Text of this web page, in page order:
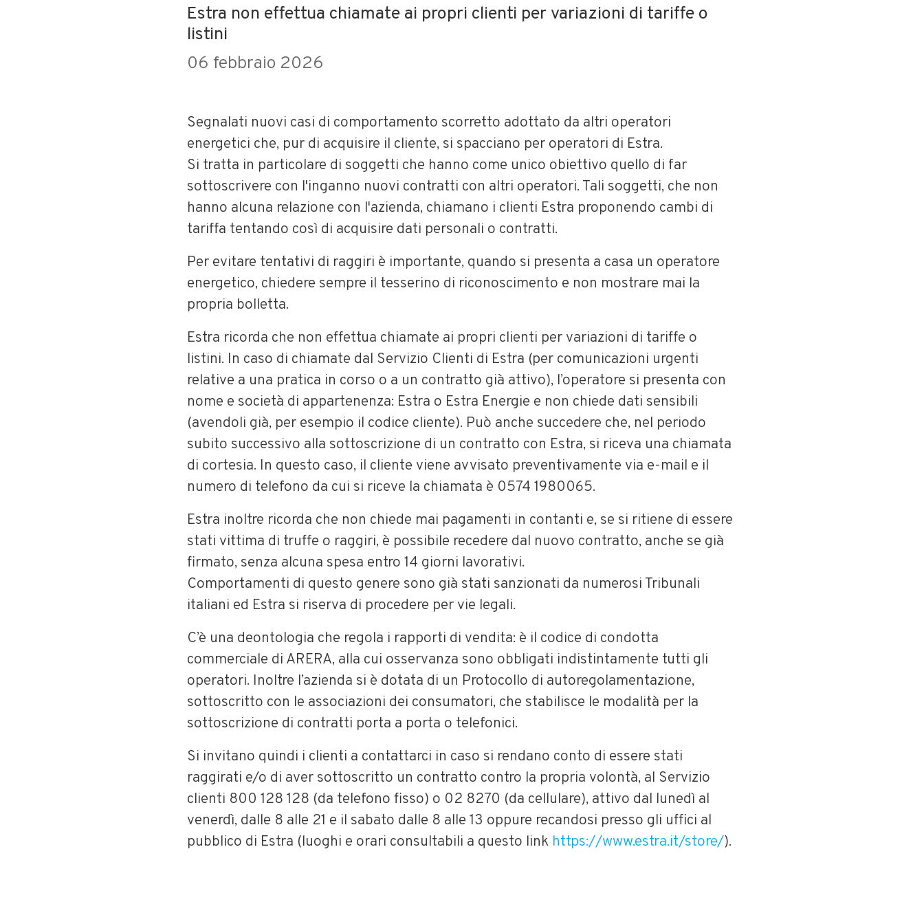
Estra non effettua chiamate ai propri clienti per variazioni di tariffe o
listini
06 febbraio 2026
Segnalati nuovi casi di comportamento scorretto adottato da altri operatori
energetici che, pur di acquisire il cliente, si spacciano per operatori di Estra.
Si tratta in particolare di soggetti che hanno come unico obiettivo quello di far
sottoscrivere con l'inganno nuovi contratti con altri operatori. Tali soggetti, che non
hanno alcuna relazione con l'azienda, chiamano i clienti Estra proponendo cambi di
tariffa tentando così di acquisire dati personali o contratti.
Per evitare tentativi di raggiri è importante, quando si presenta a casa un operatore
energetico, chiedere sempre il tesserino di riconoscimento e non mostrare mai la
propria bolletta.
Estra ricorda che non effettua chiamate ai propri clienti per variazioni di tariffe o
listini. In caso di chiamate dal Servizio Clienti di Estra (per comunicazioni urgenti
relative a una pratica in corso o a un contratto già attivo), l’operatore si presenta con
nome e società di appartenenza: Estra o Estra Energie e non chiede dati sensibili
(avendoli già, per esempio il codice cliente). Può anche succedere che, nel periodo
subito successivo alla sottoscrizione di un contratto con Estra, si riceva una chiamata
di cortesia. In questo caso, il cliente viene avvisato preventivamente via e-mail e il
numero di telefono da cui si riceve la chiamata è 0574 1980065.
Estra inoltre ricorda che non chiede mai pagamenti in contanti e, se si ritiene di essere
stati vittima di truffe o raggiri, è possibile recedere dal nuovo contratto, anche se già
firmato, senza alcuna spesa entro 14 giorni lavorativi.
Comportamenti di questo genere sono già stati sanzionati da numerosi Tribunali
italiani ed Estra si riserva di procedere per vie legali.
C’è una deontologia che regola i rapporti di vendita: è il codice di condotta
commerciale di ARERA, alla cui osservanza sono obbligati indistintamente tutti gli
operatori. Inoltre l’azienda si è dotata di un Protocollo di autoregolamentazione,
sottoscritto con le associazioni dei consumatori, che stabilisce le modalità per la
sottoscrizione di contratti porta a porta o telefonici.
Si invitano quindi i clienti a contattarci in caso si rendano conto di essere stati
raggirati e/o di aver sottoscritto un contratto contro la propria volontà, al Servizio
clienti 800 128 128 (da telefono fisso) o 02 8270 (da cellulare), attivo dal lunedì al
venerdì, dalle 8 alle 21 e il sabato dalle 8 alle 13 oppure recandosi presso gli uffici al
pubblico di Estra (luoghi e orari consultabili a questo link https://www.estra.it/store/).